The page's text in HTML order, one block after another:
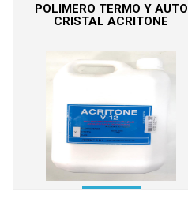
POLIMERO TERMO Y AUTO
CRISTAL ACRITONE